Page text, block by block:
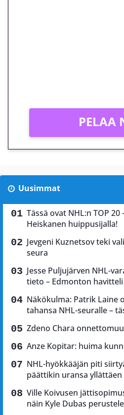
PELAA
Uusimmat
Tässä ovat NHL:n TOP
Heiskanen huippusijalla!
Jevgeni Kuznetsov teki
seura
Jesse Puljujärven NHL-
tieto – Edmonton
Näkökulma: Patrik Laine
tahansa NHL-seuralle –
Zdeno Chara
Anze Kopitar: huima
NHL-hyökkääjän piti
päättikin uransa yllättäen
Ville Koivusen
näin Kyle Dubas